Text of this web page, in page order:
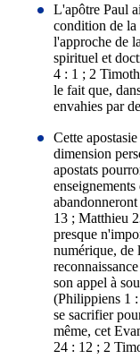
L'apôtre Paul
condition de la
l'approche de
spirituel et
4 : 1 ; 2
le fait que,
envahies par
Cette
dimension
apostats
13 ; Matthieu
presque
numérique, de
son appel à
(Philippiens 1 :
se sacrifier
même, cet
24 : 12 ; 2